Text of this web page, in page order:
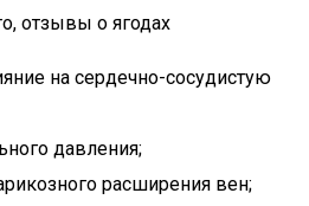
отзывы о ягодах
на сердечно-сосудистую
давления;
расширения вен;